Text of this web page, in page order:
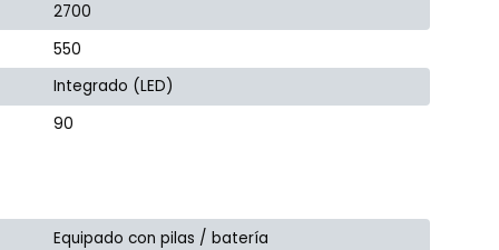
2700
550
Integrado (LED)
90
Equipado con pilas / batería